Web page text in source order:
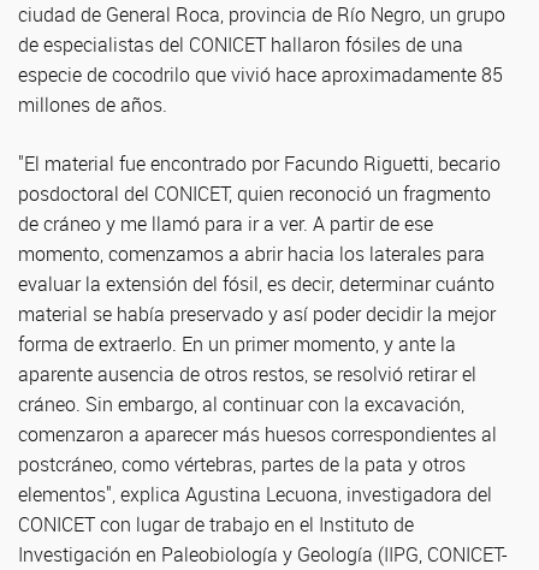
ciudad de General Roca, provincia de Río Negro, un grupo
de especialistas del CONICET hallaron fósiles de una
especie de cocodrilo que vivió hace aproximadamente 85
millones de años.
"El material fue encontrado por Facundo Riguetti, becario
posdoctoral del CONICET, quien reconoció un fragmento
de cráneo y me llamó para ir a ver. A partir de ese
momento, comenzamos a abrir hacia los laterales para
evaluar la extensión del fósil, es decir, determinar cuánto
material se había preservado y así poder decidir la mejor
forma de extraerlo. En un primer momento, y ante la
aparente ausencia de otros restos, se resolvió retirar el
cráneo. Sin embargo, al continuar con la excavación,
comenzaron a aparecer más huesos correspondientes al
postcráneo, como vértebras, partes de la pata y otros
elementos", explica Agustina Lecuona, investigadora del
CONICET con lugar de trabajo en el Instituto de
Investigación en Paleobiología y Geología (IIPG, CONICET-